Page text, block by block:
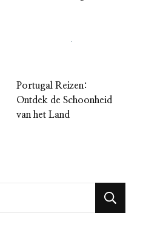
Portugal Reizen:
Ontdek de Schoonheid
van het Land